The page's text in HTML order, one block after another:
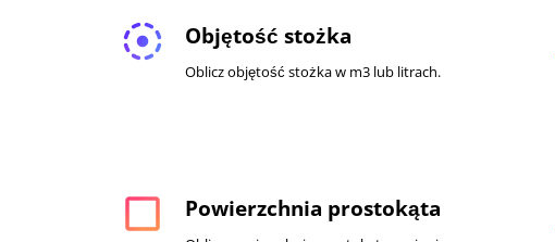
filter_tilt_shift Objętość stożka
Oblicz objętość stożka w m3 lub litrach.
check_box_outline_blank Powierzchnia prostokąta